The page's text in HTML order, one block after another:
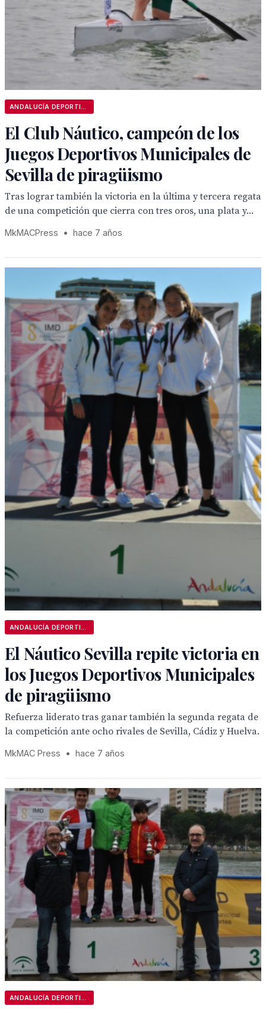
El Club Náutico, campeón de los
Juegos Deportivos Municipales de
Sevilla de piragüismo
Tras lograr también la victoria en la última y tercera regata
de una competición que cierra con tres oros, una plata y...
MkMACPress • hace 7 años
El Náutico Sevilla repite victoria en
los Juegos Deportivos Municipales
de piragüismo
Refuerza liderato tras ganar también la segunda regata de
la competición ante ocho rivales de Sevilla, Cádiz y Huelva.
MkMAC Press • hace 7 años